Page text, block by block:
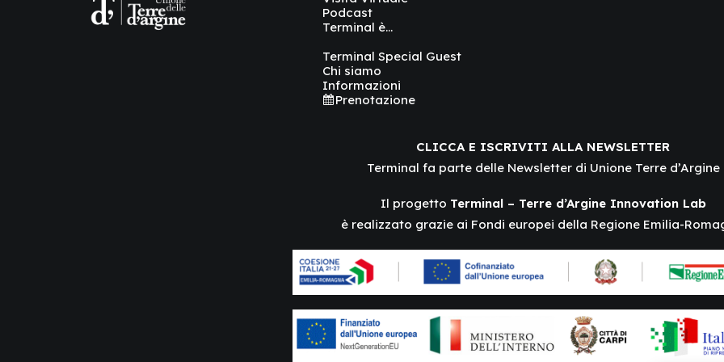
Podcast
Terminal è…
Terminal Special Guest
Chi siamo
Informazioni
Prenotazione
CLICCA E ISCRIVITI ALLA NEWSLETTER
Terminal fa parte delle Newsletter di Unione Terre d’Argine
Il progetto Terminal – Terre d’Argine Innovation Lab
è realizzato grazie ai Fondi europei della Regione Emilia-